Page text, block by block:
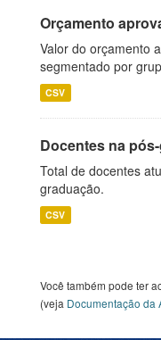
Orçamento
Valor do orçamento
segmentado por
CSV
Docentes na
Total de docentes
graduação.
CSV
Você também pode ter
(veja Documentação da